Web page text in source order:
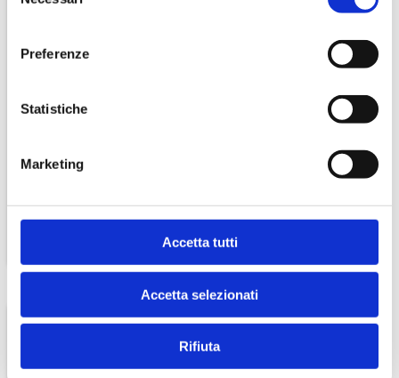
Preferenze
Statistiche
Marketing
Accetta tutti
Accetta selezionati
Rifiuta
€ 9,60
12 Bottiglie Di Yoga ZERO